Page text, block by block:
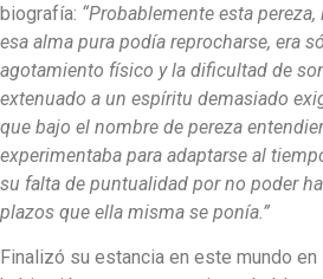
biografía: “Probablemente esta
esa alma pura podía reprocharse, era
agotamiento físico y la dificultad de
extenuado a un espíritu demasiado
que bajo el nombre de pereza
experimentaba para adaptarse al
su falta de puntualidad por no poder
plazos que ella misma se ponía.”
Finalizó su estancia en este mundo